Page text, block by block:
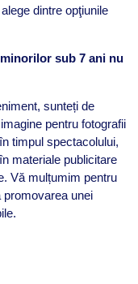
dintre opţiunile
sub 7 ani nu
sunteți de
pentru fotografii
timpul spectacolului,
materiale publicitare
Vă mulțumim pentru
unei